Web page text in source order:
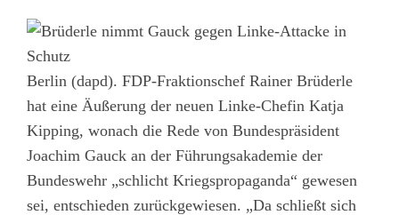
Berlin (dapd). FDP-Fraktionschef Rainer Brüderle
hat eine Äußerung der neuen Linke-Chefin Katja
Kipping, wonach die Rede von Bundespräsident
Joachim Gauck an der Führungsakademie der
Bundeswehr „schlicht Kriegspropaganda“ gewesen
sei, entschieden zurückgewiesen. „Da schließt sich